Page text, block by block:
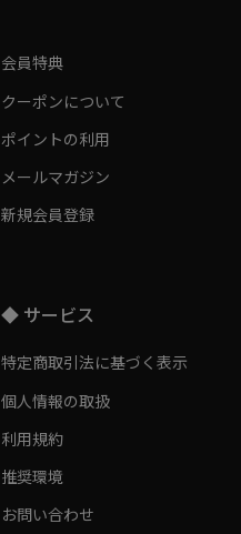
会員特典
クーポンについて
ポイントの利用
メールマガジン
新規会員登録
◆ サービス
特定商取引法に基づく表示
個人情報の取扱
利用規約
推奨環境
お問い合わせ